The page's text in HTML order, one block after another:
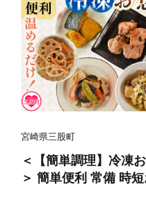
町 _Tk005-103
宮崎県三股町
＜【簡単調理】冷凍
＞ 簡単便利 常備 時
食卓 献立 冷凍食品